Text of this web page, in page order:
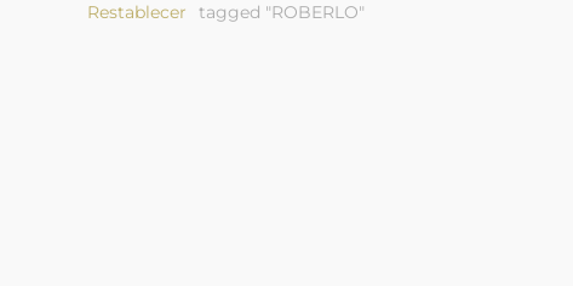
tagged "ROBERLO"
Restablecer